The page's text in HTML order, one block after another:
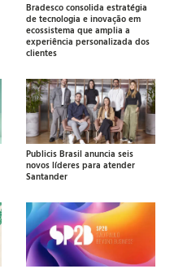
Bradesco consolida estratégia
de tecnologia e inovação em
ecossistema que amplia a
experiência personalizada dos
clientes
Publicis Brasil anuncia seis
novos líderes para atender
Santander